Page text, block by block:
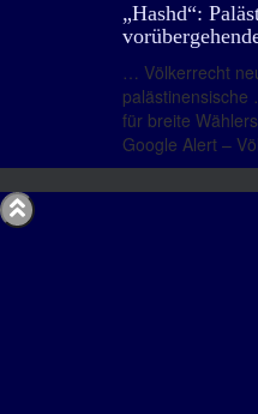
„Hashd“:
… Völkerrecht
für breite
Google Alert –